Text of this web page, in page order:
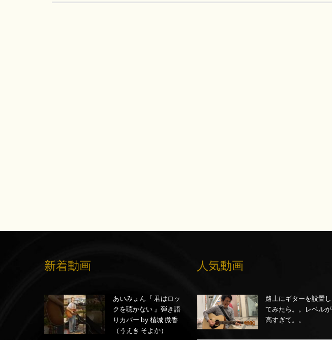
新着動画
あいみょん『 君はロッ
クを聴かない 』弾き語
りカバー by 植城 微香
（うえき そよか）
人気動画
路上にギターを設置し
てみたら。。レベルが
高すぎて。。